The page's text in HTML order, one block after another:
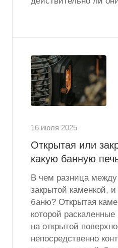
16 июля 2025
Открытая или
какую банную
В чем разница между
закрытой каменкой, и
баню? Открытая
которой
на открытой
непосредственно